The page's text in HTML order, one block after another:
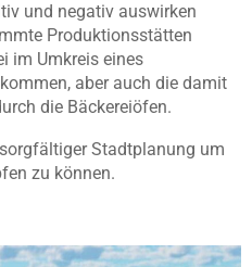
und negativ auswirken
Produktionsstätten
im Umkreis eines
aber auch die damit
die Bäckereiöfen.
Stadtplanung um
zu können.